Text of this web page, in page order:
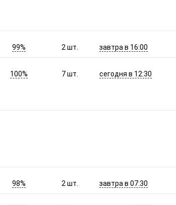
99% 2шт. завтра в 16:00
100% 7шт. сегодня в 12:30
98% 2шт. завтра в 07:30